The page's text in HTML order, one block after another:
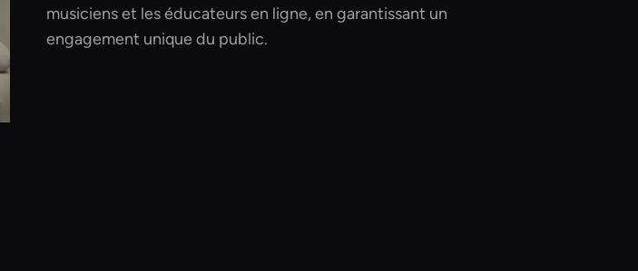
musiciens et les éducateurs en ligne, en garantissant un
engagement unique du public.